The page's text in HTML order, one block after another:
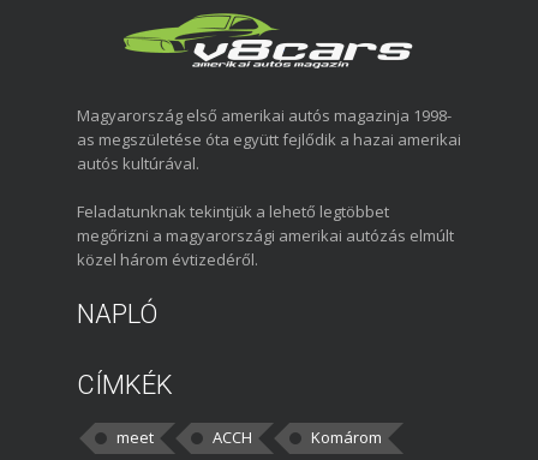
Magyarország első amerikai autós magazinja 1998-
as megszületése óta együtt fejlődik a hazai amerikai
autós kultúrával.
Feladatunknak tekintjük a lehető legtöbbet
megőrizni a magyarországi amerikai autózás elmúlt
közel három évtizedéről.
NAPLÓ
CÍMKÉK
meet ACCH Komárom